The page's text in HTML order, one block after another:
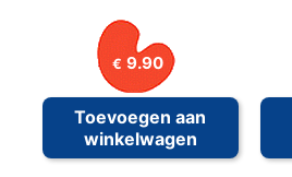
€ 9.90
Toevoegen aan
winkelwagen